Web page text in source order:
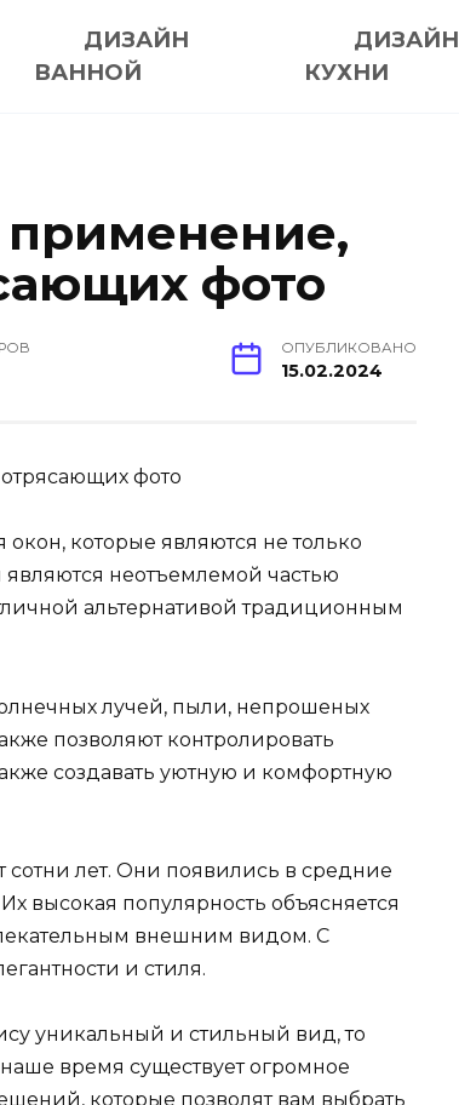
ДИЗАЙН
ВАННОЙ
ДИЗАЙН
КУХНИ
применение,
фото
ОПУБЛИКОВАНО
15.02.2024
которые являются не только
неотъемлемой частью
альтернативой традиционным
лучей, пыли, непрошеных
позволяют контролировать
создавать уютную и комфортную
сотни лет. Они появились в средние
высокая популярность объясняется
внешним видом. С
и стиля.
уникальный и стильный вид, то
время существует огромное
которые позволят вам выбрать